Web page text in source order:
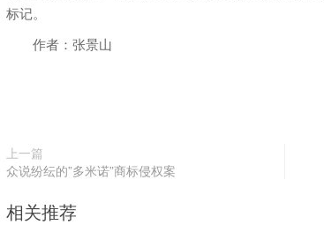
标记。
作者：张景山
上一篇
众说纷纭的”多米诺”商标侵权案
相关推荐